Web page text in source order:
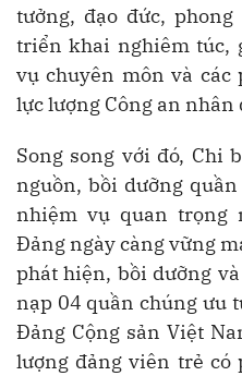
tưởng, đạo đức,
triển khai nghiêm túc,
vụ chuyên môn và
lực lượng Công an nhân
Song song với đó, Chi
nguồn, bồi dưỡng
nhiệm vụ quan trọng
Đảng ngày càng vững
phát hiện, bồi dưỡng
nạp 04 quần chúng ưu
Đảng Cộng sản Việt
lượng đảng viên trẻ có